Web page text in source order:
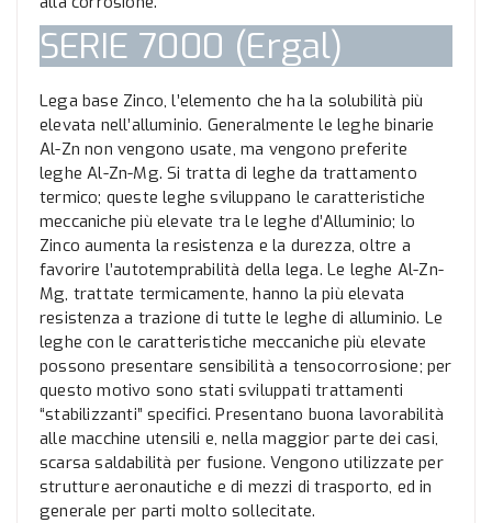
SERIE 7000 (Ergal)
Lega base Zinco, l’elemento che ha la solubilità più
elevata nell’alluminio. Generalmente le leghe binarie
Al-Zn non vengono usate, ma vengono preferite
leghe Al-Zn-Mg. Si tratta di leghe da trattamento
termico; queste leghe sviluppano le caratteristiche
meccaniche più elevate tra le leghe d’Alluminio; lo
Zinco aumenta la resistenza e la durezza, oltre a
favorire l’autotemprabilità della lega. Le leghe Al-Zn-
Mg, trattate termicamente, hanno la più elevata
resistenza a trazione di tutte le leghe di alluminio. Le
leghe con le caratteristiche meccaniche più elevate
possono presentare sensibilità a tensocorrosione; per
questo motivo sono stati sviluppati trattamenti
“stabilizzanti” specifici. Presentano buona lavorabilità
alle macchine utensili e, nella maggior parte dei casi,
scarsa saldabilità per fusione. Vengono utilizzate per
strutture aeronautiche e di mezzi di trasporto, ed in
generale per parti molto sollecitate.